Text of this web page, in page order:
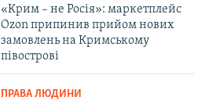
«Крим – не Росія»: маркетплейс
Ozon припинив прийом нових
замовлень на Кримському
півострові
ПРАВА ЛЮДИНИ